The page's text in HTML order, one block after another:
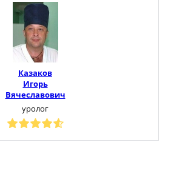
Казаков
Игорь
Вячеславович
уролог